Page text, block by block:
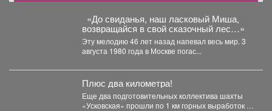
«До свиданья, наш ласковый Миша,
возвращайся в свой сказочный лес…»
Эту мелодию 46 лет назад напевал весь мир. 3
августа 1980 года в Москве погас...
Плюс два километра!
Еще два подготовительных коллектива шахты
«Усковская» прошли по 1 км горных выработок с